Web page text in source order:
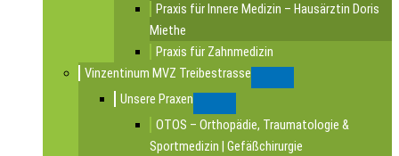
Praxis für Innere Medizin – Hausärztin Doris
Miethe
Praxis für Zahnmedizin
Vinzentinum MVZ Treibestrasse
Unsere Praxen
OTOS – Orthopädie, Traumatologie &
Sportmedizin | Gefäßchirurgie